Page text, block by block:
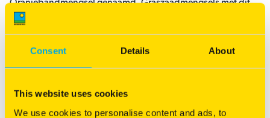
Consent Details About
This website uses cookies
We use cookies to personalise content and ads, to
Oranjebandmengsel genaamd. Graszaadmengsels met dit
Oranjebandmengsel keurmerk zijn samengesteld uit rassen
die uit de Grasgids afkomstig zijn. Naast de grasrassen wordt
ook de samenstelling uitgebreid gecontroleerd.
Vind een dealer bij u in de buurt